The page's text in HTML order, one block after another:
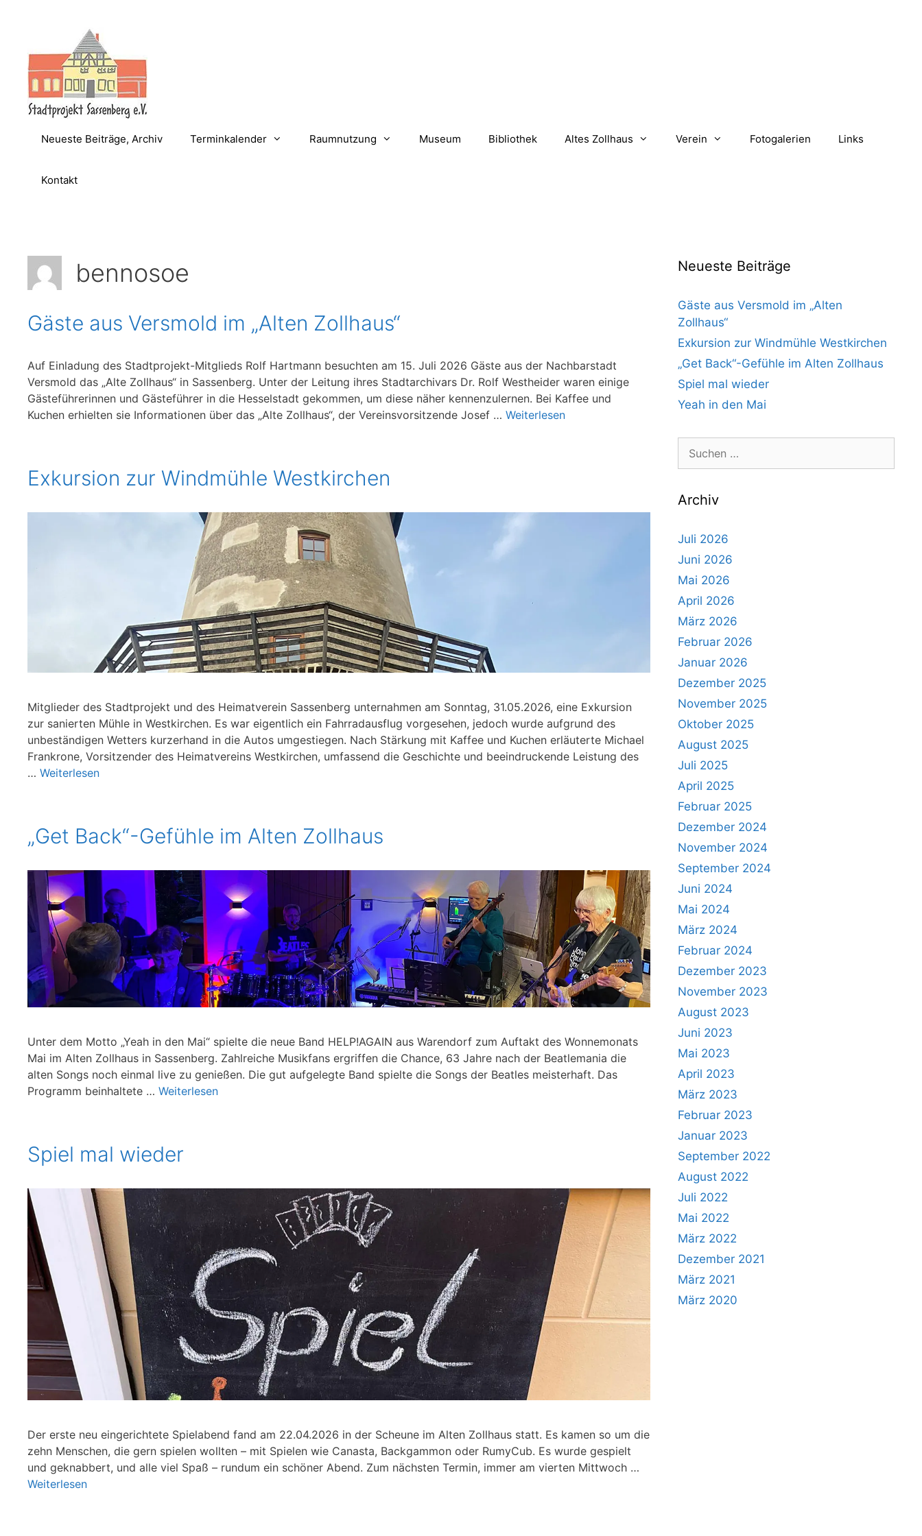
Neueste Beiträge, Archiv Terminkalender Raumnutzung Museum Bibliothek Altes Zollhaus Verein Fotogalerien Links
Kontakt
bennosoe
Gäste aus Versmold im „Alten Zollhaus“
Auf Einladung des Stadtprojekt-Mitglieds Rolf Hartmann besuchten am 15. Juli 2026 Gäste aus der Nachbarstadt
Versmold das „Alte Zollhaus“ in Sassenberg. Unter der Leitung ihres Stadtarchivars Dr. Rolf Westheider waren einige
Gästeführerinnen und Gästeführer in die Hesselstadt gekommen, um diese näher kennenzulernen. Bei Kaffee und
Kuchen erhielten sie Informationen über das „Alte Zollhaus“, der Vereinsvorsitzende Josef … Weiterlesen
Exkursion zur Windmühle Westkirchen
Mitglieder des Stadtprojekt und des Heimatverein Sassenberg unternahmen am Sonntag, 31.05.2026, eine Exkursion
zur sanierten Mühle in Westkirchen. Es war eigentlich ein Fahrradausflug vorgesehen, jedoch wurde aufgrund des
unbeständigen Wetters kurzerhand in die Autos umgestiegen. Nach Stärkung mit Kaffee und Kuchen erläuterte Michael
Frankrone, Vorsitzender des Heimatvereins Westkirchen, umfassend die Geschichte und beeindruckende Leistung des
… Weiterlesen
„Get Back“-Gefühle im Alten Zollhaus
Unter dem Motto „Yeah in den Mai“ spielte die neue Band HELP!AGAIN aus Warendorf zum Auftakt des Wonnemonats
Mai im Alten Zollhaus in Sassenberg. Zahlreiche Musikfans ergriffen die Chance, 63 Jahre nach der Beatlemania die
alten Songs noch einmal live zu genießen. Die gut aufgelegte Band spielte die Songs der Beatles meisterhaft. Das
Programm beinhaltete … Weiterlesen
Spiel mal wieder
Der erste neu eingerichtete Spielabend fand am 22.04.2026 in der Scheune im Alten Zollhaus statt. Es kamen so um die
zehn Menschen, die gern spielen wollten – mit Spielen wie Canasta, Backgammon oder RumyCub. Es wurde gespielt
und geknabbert, und alle viel Spaß – rundum ein schöner Abend. Zum nächsten Termin, immer am vierten Mittwoch …
Weiterlesen
Neueste Beiträge
Gäste aus Versmold im „Alten
Zollhaus“
Exkursion zur Windmühle Westkirchen
„Get Back“-Gefühle im Alten Zollhaus
Spiel mal wieder
Yeah in den Mai
Archiv
Juli 2026
Juni 2026
Mai 2026
April 2026
März 2026
Februar 2026
Januar 2026
Dezember 2025
November 2025
Oktober 2025
August 2025
Juli 2025
April 2025
Februar 2025
Dezember 2024
November 2024
September 2024
Juni 2024
Mai 2024
März 2024
Februar 2024
Dezember 2023
November 2023
August 2023
Juni 2023
Mai 2023
April 2023
März 2023
Februar 2023
Januar 2023
September 2022
August 2022
Juli 2022
Mai 2022
März 2022
Dezember 2021
März 2021
März 2020